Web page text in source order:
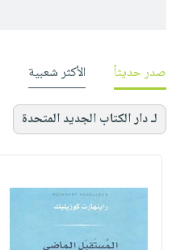
صدر حديثاً الأكثر شعبية
لـ دار الكتاب الجديد المتحدة